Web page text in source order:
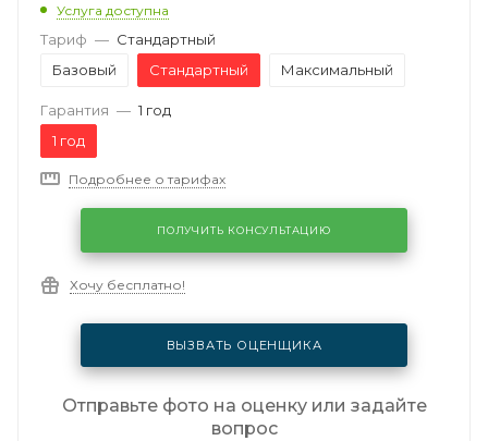
Услуга доступна
Тариф — Стандартный
Базовый
Стандартный Максимальный
Гарантия — 1 год
1 год
Подробнее о тарифах
ПОЛУЧИТЬ КОНСУЛЬТАЦИЮ
Хочу бесплатно!
ВЫЗВАТЬ ОЦЕНЩИКА
Отправьте фото на оценку или задайте
вопрос